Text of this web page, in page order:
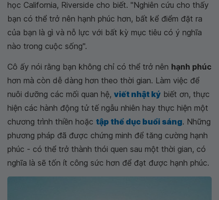
học California, Riverside cho biết. "Nghiên cứu cho thấy
bạn có thể trở nên hạnh phúc hơn, bất kể điểm đặt ra
của bạn là gì và nỗ lực với bất kỳ mục tiêu có ý nghĩa
nào trong cuộc sống".
Cô ấy nói rằng bạn không chỉ có thể trở nên hạnh phúc
hơn mà còn dễ dàng hơn theo thời gian. Làm việc để
nuôi dưỡng các mối quan hệ, viết nhật ký biết ơn, thực
hiện các hành động tử tế ngẫu nhiên hay thực hiện một
chương trình thiền hoặc tập thể dục buổi sáng. Những
phương pháp đã được chứng minh để tăng cường hạnh
phúc - có thể trở thành thói quen sau một thời gian, có
nghĩa là sẽ tốn ít công sức hơn để đạt được hạnh phúc.